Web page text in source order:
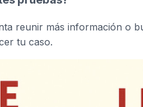
reunir más información o
tu caso.